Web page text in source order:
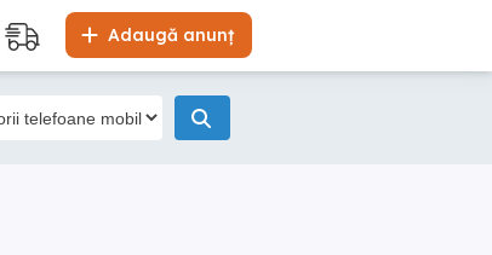
Adaugă anunț